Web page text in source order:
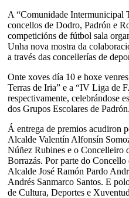
A “Comunidade Intermunicipal
concellos de Dodro, Padrón e
competicións de fútbol sala
Unha nova mostra da
a través das concellerías de
Onte xoves día 10 e hoxe
Terras de Iria” e a “IV Liga de
respectivamente, celebrándose
dos Grupos Escolares de Padrón.
Á entrega de premios acudiron
Alcalde Valentín Alfonsín
Núñez Rubines e o Concelleiro
Borrazás. Por parte do Concello
Alcalde José Ramón Pardo
Andrés Sanmarco Santos. E
de Cultura, Deportes e